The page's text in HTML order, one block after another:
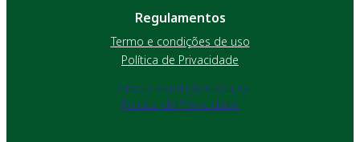
Regulamentos
Termo e condições de uso
Política de Privacidade
Termo e condições de uso
Política de Privacidade